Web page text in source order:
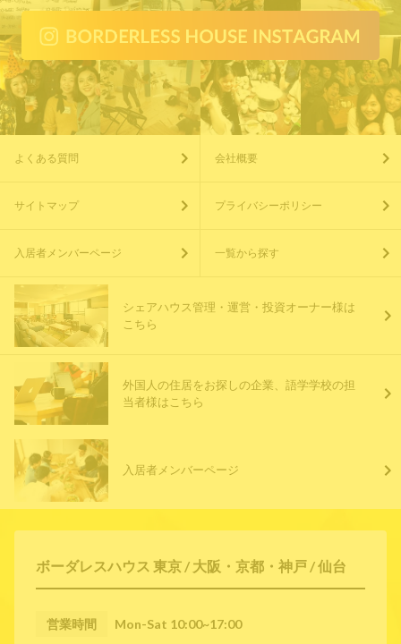
ボーダレスハウス 東京 / 大阪・京都・神戸 / 仙台
営業時間 Mon-Sat 10:00~17:00
よくある質問 会社概要
サイトマップ プライバシーポリシー
入居者メンバーページ 一覧から探す
シェアハウス管理・運営・投資オーナー様は
こちら
外国人の住居をお探しの企業、語学学校の担
当者様はこちら
入居者メンバーページ